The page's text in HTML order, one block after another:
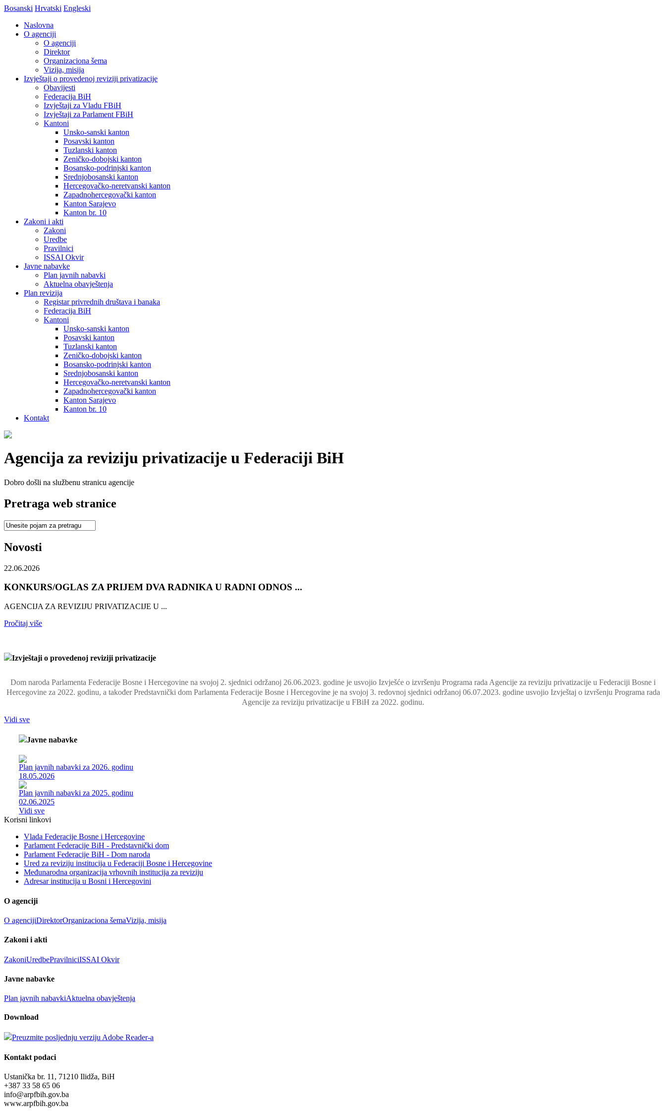
Bosanski Hrvatski Engleski
Naslovna
O agenciji
O agenciji
Direktor
Organizaciona šema
Vizija, misija
Izvještaji o provedenoj reviziji privatizacije
Obavijesti
Federacija BiH
Izvještaji za Vladu FBiH
Izvještaji za Parlament FBiH
Kantoni
Unsko-sanski kanton
Posavski kanton
Tuzlanski kanton
Zeničko-dobojski kanton
Bosansko-podrinjski kanton
Srednjobosanski kanton
Hercegovačko-neretvanski kanton
Zapadnohercegovački kanton
Kanton Sarajevo
Kanton br. 10
Zakoni i akti
Zakoni
Uredbe
Pravilnici
ISSAI Okvir
Javne nabavke
Plan javnih nabavki
Aktuelna obavještenja
Plan revizija
Registar privrednih društava i banaka
Federacija BiH
Kantoni
Unsko-sanski kanton
Posavski kanton
Tuzlanski kanton
Zeničko-dobojski kanton
Bosansko-podrinjski kanton
Srednjobosanski kanton
Hercegovačko-neretvanski kanton
Zapadnohercegovački kanton
Kanton Sarajevo
Kanton br. 10
Kontakt
Agencija za reviziju privatizacije u Federaciji BiH
Dobro došli na službenu stranicu agencije
Pretraga web stranice
Novosti
22.06.2026
KONKURS/OGLAS ZA PRIJEM DVA RADNIKA U RADNI ODNOS ...
AGENCIJA ZA REVIZIJU PRIVATIZACIJE U ...
Pročitaj više
Izvještaji o provedenoj reviziji privatizacije
Dom naroda Parlamenta Federacije Bosne i Hercegovine na svojoj 2. sjednici održanoj 26.06.2023. godine je usvojio Izvješće o izvršenju Programa rada Agencije za reviziju privatizacije u Federaciji Bosne i
Hercegovine za 2022. godinu, a također Predstavnički dom Parlamenta Federacije Bosne i Hercegovine je na svojoj 3. redovnoj sjednici održanoj 06.07.2023. godine usvojio Izvještaj o izvršenju Programa rada
Agencije za reviziju privatizacije u FBiH za 2022. godinu.
Vidi sve
Javne nabavke
Plan javnih nabavki za 2026. godinu
18.05.2026
Plan javnih nabavki za 2025. godinu
02.06.2025
Vidi sve
Korisni linkovi
Vlada Federacije Bosne i Hercegovine
Parlament Federacije BiH - Predstavnički dom
Parlament Federacije BiH - Dom naroda
Ured za reviziju institucija u Federaciji Bosne i Hercegovine
Međunarodna organizacija vrhovnih institucija za reviziju
Adresar institucija u Bosni i Hercegovini
O agenciji
O agencijiDirektorOrganizaciona šemaVizija, misija
Zakoni i akti
ZakoniUredbePravilniciISSAI Okvir
Javne nabavke
Plan javnih nabavkiAktuelna obavještenja
Download
Preuzmite posljednju verziju Adobe Reader-a
Kontakt podaci
Ustanička br. 11, 71210 Ilidža, BiH
+387 33 58 65 06
info@arpfbih.gov.ba
www.arpfbih.gov.ba